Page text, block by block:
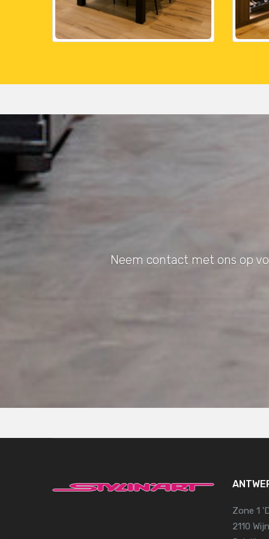
Neem contact met ons op
Zone 1
2110